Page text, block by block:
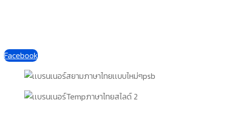
Facebook